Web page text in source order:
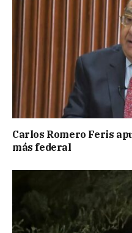
Carlos Romero Feris
más federal